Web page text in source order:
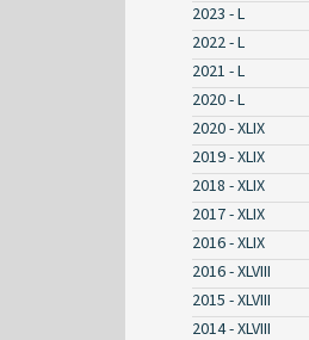
2023 - L
2022 - L
2021 - L
2020 - L
2020 - XLIX
2019 - XLIX
2018 - XLIX
2017 - XLIX
2016 - XLIX
2016 - XLVIII
2015 - XLVIII
2014 - XLVIII